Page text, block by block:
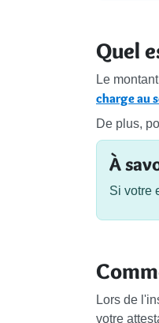
Quel
Le
charge au
De plus,
À
Si votre
Lors de
votre